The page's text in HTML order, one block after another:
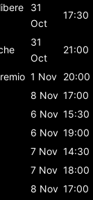
31
Oct
17:30
31
Oct
21:00
1 Nov 20:00
8 Nov 17:00
6 Nov 15:30
6 Nov 19:00
7 Nov 14:30
7 Nov 18:00
8 Nov 17:00